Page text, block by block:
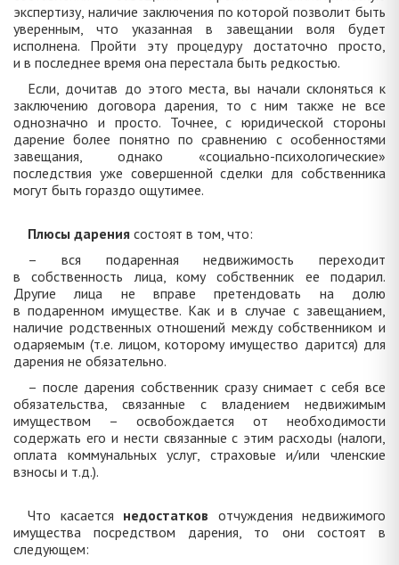
экспертизу, наличие заключения по которой позволит быть
уверенным, что указанная в завещании воля будет
исполнена. Пройти эту процедуру достаточно просто,
и в последнее время она перестала быть редкостью.
Если, дочитав до этого места, вы начали склоняться к
заключению договора дарения, то с ним также не все
однозначно и просто. Точнее, с юридической стороны
дарение более понятно по сравнению с особенностями
завещания, однако «социально-психологические»
последствия уже совершенной сделки для собственника
могут быть гораздо ощутимее.
Плюсы дарения состоят в том, что:
– вся подаренная недвижимость переходит
в собственность лица, кому собственник ее подарил.
Другие лица не вправе претендовать на долю
в подаренном имуществе. Как и в случае с завещанием,
наличие родственных отношений между собственником и
одаряемым (т.е. лицом, которому имущество дарится) для
дарения не обязательно.
– после дарения собственник сразу снимает с себя все
обязательства, связанные с владением недвижимым
имуществом – освобождается от необходимости
содержать его и нести связанные с этим расходы (налоги,
оплата коммунальных услуг, страховые и/или членские
взносы и т.д.).
Что касается недостатков отчуждения недвижимого
имущества посредством дарения, то они состоят в
следующем: